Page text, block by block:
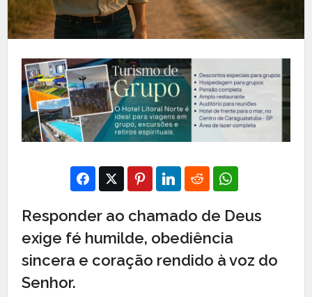
Responder ao chamado de Deus
exige fé humilde, obediência
sincera e coração rendido à voz do
Senhor.